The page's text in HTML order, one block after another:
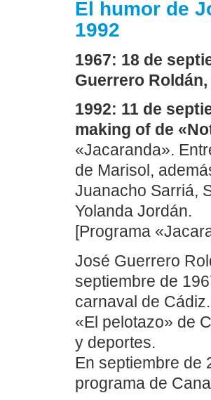
El humor de
1992
1967: 18 de
Guerrero
1992: 11 de
making of de
«Jacaranda».
de Marisol,
Juanacho Sarriá,
Yolanda Jordán.
[Programa
José Guerrero
septiembre de
carnaval de
«El pelotazo» de
y deportes.
En septiembre de
programa de